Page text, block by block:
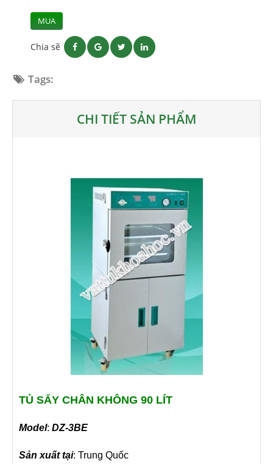
MUA
Chia sẽ
Tags:
CHI TIẾT SẢN PHẨM
TỦ SẤY CHÂN KHÔNG 90 LÍT
Model: DZ-3BE
Sản xuất tại: Trung Quốc